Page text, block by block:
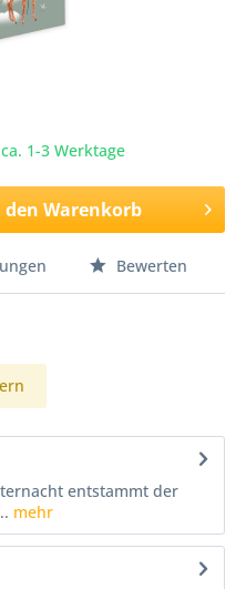
1-3 Werktage
den Warenkorb
Bewerten
entstammt der
mehr